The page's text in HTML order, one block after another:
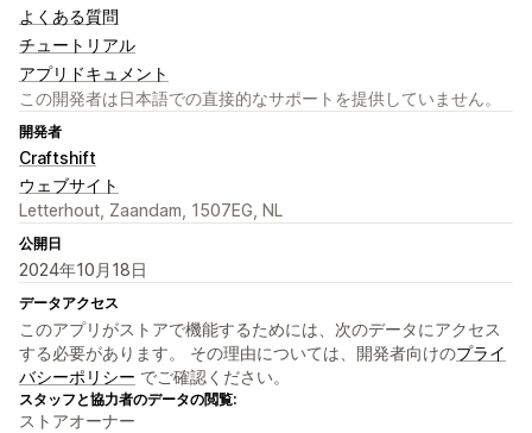
よくある質問
チュートリアル
アプリドキュメント
この開発者は日本語での直接的なサポートを提供していません。
開発者
Craftshift
ウェブサイト
Letterhout, Zaandam, 1507EG, NL
公開日
2024年10月18日
データアクセス
このアプリがストアで機能するためには、次のデータにアクセス
する必要があります。 その理由については、開発者向けのプライ
バシーポリシー でご確認ください。
スタッフと協力者のデータの閲覧:
ストアオーナー